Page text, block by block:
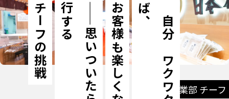
鮮魚事業部 チーフ
「
自
分
が
ワ
ク
ワ
ク
す
れ
ば
、
お客様も楽しくなる」
—
—
思
い
つ
い
た
ら
即
実
行
す
る
チーフの挑戦